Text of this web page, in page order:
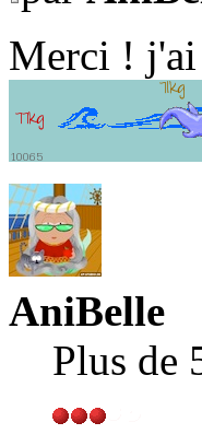
Merci !
AniBelle
Plus de